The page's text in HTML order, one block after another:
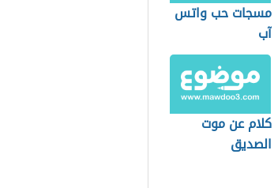
مسجات حب واتس
آب
كلام عن موت
الصديق